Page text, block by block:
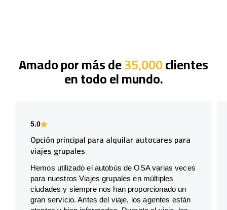
Amado por más de35,000clientes
en todo el mundo.
5.0
Opción principal para alquilar autocares para
viajes grupales
Hemos utilizado el autobús de OSA varias veces
para nuestros Viajes grupales en múltiples
ciudades y siempre nos han proporcionado un
gran servicio. Antes del viaje, los agentes están